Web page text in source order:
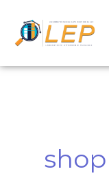
contenu